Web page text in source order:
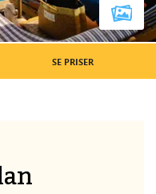
SE PRISER